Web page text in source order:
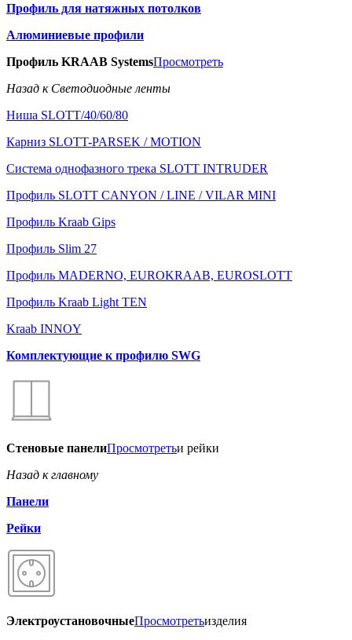
Профиль для натяжных потолков
Алюминиевые профили
Профиль KRAAB SystemsПросмотреть
Назад к Светодиодные ленты
Ниша SLOTT/40/60/80
Карниз SLOTT-PARSEK / MOTION
Система однофазного трека SLOTT INTRUDER
Профиль SLOTT CANYON / LINE / VILAR MINI
Профиль Kraab Gips
Профиль Slim 27
Профиль MADERNO, EUROKRAAB, EUROSLOTT
Профиль Kraab Light TEN
Kraab INNOY
Комплектующие к профилю SWG
Стеновые панелиПросмотретьи рейки
Назад к главному
Панели
Рейки
ЭлектроустановочныеПросмотретьизделия